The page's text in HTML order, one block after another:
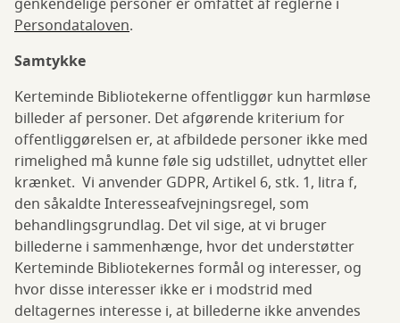
genkendelige personer er omfattet af reglerne i
Persondataloven.
Samtykke
Kerteminde Bibliotekerne offentliggør kun harmløse
billeder af personer. Det afgørende kriterium for
offentliggørelsen er, at afbildede personer ikke med
rimelighed må kunne føle sig udstillet, udnyttet eller
krænket. Vi anvender GDPR, Artikel 6, stk. 1, litra f,
den såkaldte Interesseafvejningsregel, som
behandlingsgrundlag. Det vil sige, at vi bruger
billederne i sammenhænge, hvor det understøtter
Kerteminde Bibliotekernes formål og interesser, og
hvor disse interesser ikke er i modstrid med
deltagernes interesse i, at billederne ikke anvendes